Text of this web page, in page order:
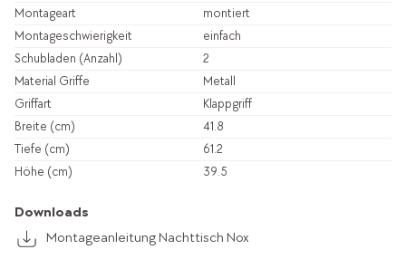
Montageart
montiert
Montageschwierigkeit
einfach
Schubladen (Anzahl)
2
Material Griffe
Metall
Griffart
Klappgriff
Breite (cm)
41.8
Tiefe (cm)
61.2
Höhe (cm)
39.5
Downloads
Montageanleitung Nachttisch Nox